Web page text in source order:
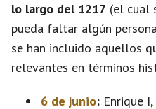
lo largo del 1217 (el cual
pueda faltar algún
se han incluido aquellos
relevantes en términos
6 de junio: Enrique